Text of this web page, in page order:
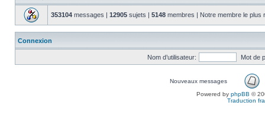
353104 messages | 12905 sujets | 5148 membres | Notre membre le plus
Connexion
Nom d’utilisateur: Mot de
Nouveaux messages
Powered by phpBB ©
Traduction